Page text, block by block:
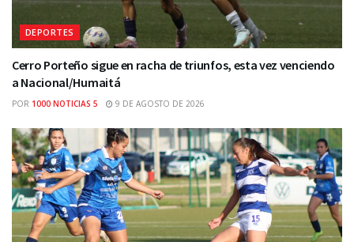
DEPORTES
Cerro Porteño sigue en racha de triunfos, esta vez venciendo
a Nacional/Humaitá
POR 1000 NOTICIAS 5 9 DE AGOSTO DE 2026